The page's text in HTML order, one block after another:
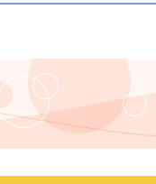
じ